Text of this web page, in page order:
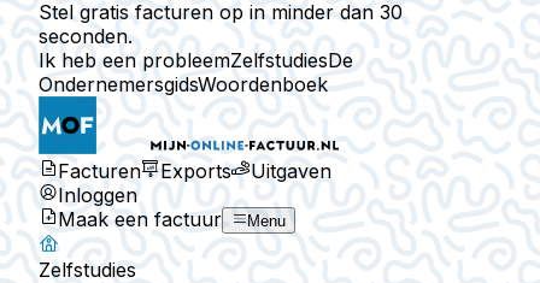
Stel gratis facturen op in minder dan 30
seconden.
Ik heb een probleemZelfstudiesDe
OndernemersgidsWoordenboek
Facturen Exports
Uitgaven
Inloggen
Maak een factuur
Menu
Zelfstudies